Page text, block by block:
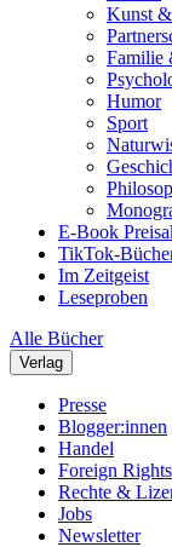
Kunst
Familie
Humor
Sport
E-Book
TikTok-
Im Zeitgeist
Leseproben
Alle Bücher
Verlag
Presse
Blogger:innen
Handel
Foreign Rights
Rechte &
Jobs
Newsletter